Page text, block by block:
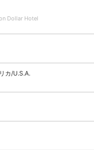
Dollar Hotel
カ/U.S.A.